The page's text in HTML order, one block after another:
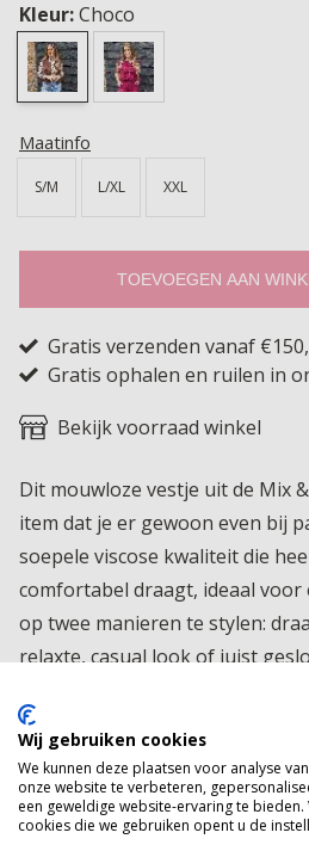
Kleur:Choco
Maatinfo
S/M L/XL XXL
TOEVOEGEN AAN
Gratis verzenden vanaf
Gratis ophalen en ruilen in
Bekijk voorraad winkel
Dit mouwloze vestje uit de Mix
item dat je er gewoon even bij
soepele viscose kwaliteit die
comfortabel draagt, ideaal voor
op twee manieren te stylen:
relaxte, casual look of juist
nonchalant laagje. Perfect te
van de Mix & Match serie voor
comfortabele outfit waar je je de
Product kenmerken
Wij gebruiken cookies
We kunnen deze plaatsen voor analyse
onze website te verbeteren,
een geweldige website-ervaring te
cookies die we gebruiken opent u de